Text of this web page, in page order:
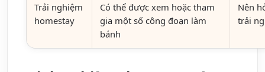
Trải nghiệm
homestay
Có thể được xem hoặc tham
gia một số công đoạn làm
bánh
Nên
trải